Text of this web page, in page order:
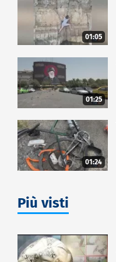
01:05
01:25
01:24
Più visti